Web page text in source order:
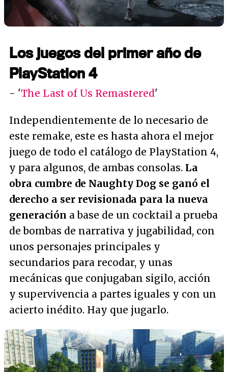
Los juegos del primer año de
PlayStation 4
- 'The Last of Us Remastered'
Independientemente de lo necesario de
este remake, este es hasta ahora el mejor
juego de todo el catálogo de PlayStation 4,
y para algunos, de ambas consolas. La
obra cumbre de Naughty Dog se ganó el
derecho a ser revisionada para la nueva
generación a base de un cocktail a prueba
de bombas de narrativa y jugabilidad, con
unos personajes principales y
secundarios para recodar, y unas
mecánicas que conjugaban sigilo, acción
y supervivencia a partes iguales y con un
acierto inédito. Hay que jugarlo.